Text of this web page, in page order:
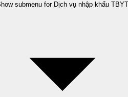
submenu for Dịch vụ nhập khẩu TBYT